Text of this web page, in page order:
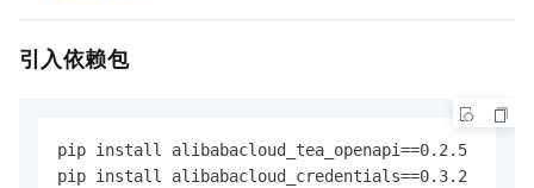
引入依赖包
pip install alibabacloud_tea_openapi==0.2.5
pip install alibabacloud_credentials==0.3.2